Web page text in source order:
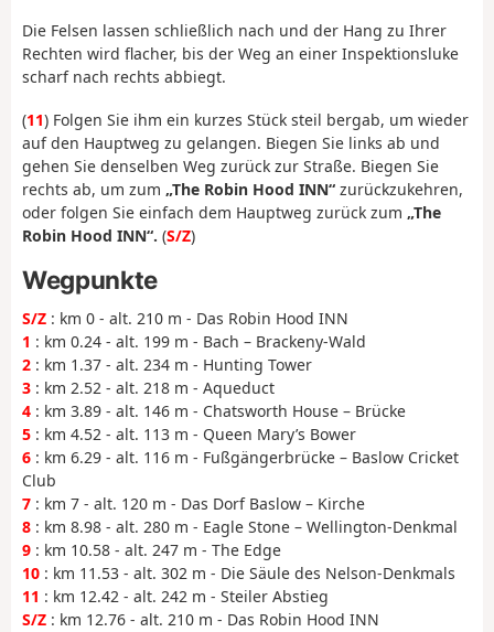
Die Felsen lassen schließlich nach und der Hang zu Ihrer
Rechten wird flacher, bis der Weg an einer Inspektionsluke
scharf nach rechts abbiegt.
(11) Folgen Sie ihm ein kurzes Stück steil bergab, um wieder
auf den Hauptweg zu gelangen. Biegen Sie links ab und
gehen Sie denselben Weg zurück zur Straße. Biegen Sie
rechts ab, um zum „The Robin Hood INN“ zurückzukehren,
oder folgen Sie einfach dem Hauptweg zurück zum „The
Robin Hood INN“. (S/Z)
Wegpunkte
S/Z : km 0 - alt. 210 m - Das Robin Hood INN
1 : km 0.24 - alt. 199 m - Bach – Brackeny-Wald
2 : km 1.37 - alt. 234 m - Hunting Tower
3 : km 2.52 - alt. 218 m - Aqueduct
4 : km 3.89 - alt. 146 m - Chatsworth House – Brücke
5 : km 4.52 - alt. 113 m - Queen Mary’s Bower
6 : km 6.29 - alt. 116 m - Fußgängerbrücke – Baslow Cricket
Club
7 : km 7 - alt. 120 m - Das Dorf Baslow – Kirche
8 : km 8.98 - alt. 280 m - Eagle Stone – Wellington-Denkmal
9 : km 10.58 - alt. 247 m - The Edge
10 : km 11.53 - alt. 302 m - Die Säule des Nelson-Denkmals
11 : km 12.42 - alt. 242 m - Steiler Abstieg
S/Z : km 12.76 - alt. 210 m - Das Robin Hood INN